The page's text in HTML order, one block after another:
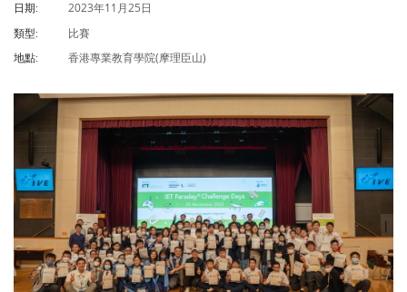
日期: 2023年11月25日
類型: 比賽
地點: 香港專業教育學院(摩理臣山)